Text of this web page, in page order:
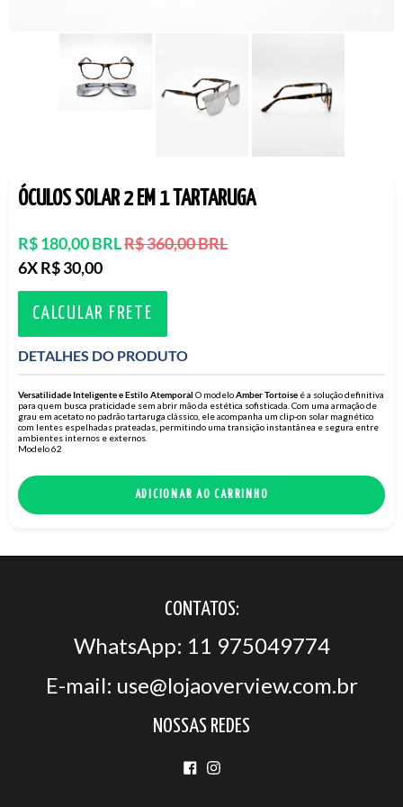
ÓCULOS SOLAR 2 EM 1 TARTARUGA
Preço
normal
R$ 180,00 BRLR$ 360,00 BRL
6X R$ 30,00
CALCULAR FRETE
DETALHES DO PRODUTO
Versatilidade Inteligente e Estilo Atemporal O modeloAmber Tortoise é a solução definitiva
para quem busca praticidade sem abrir mão da estética sofisticada. Com uma armação de
grau em acetato no padrão tartaruga clássico, ele acompanha um clip-on solar magnético
com lentes espelhadas prateadas, permitindo uma transição instantânea e segura entre
ambientes internos e externos.
Modelo 62
ADICIONAR AO CARRINHO
CONTATOS:
WhatsApp: 11 975049774
E-mail: use@lojaoverview.com.br
NOSSAS REDES
Facebook
Instagram